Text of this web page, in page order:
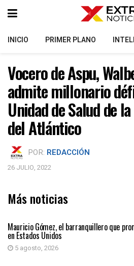
INICIO PRIMER PLANO
Vocero de Aspu,
admite millonario
Unidad de Salud de
del Atlántico
POR: REDACCIÓN
26 JULIO, 2022
Más noticias
Mauricio Gómez, el barranquillero que
en Estados Unidos
5 agosto, 2026
PRIMER PLANO